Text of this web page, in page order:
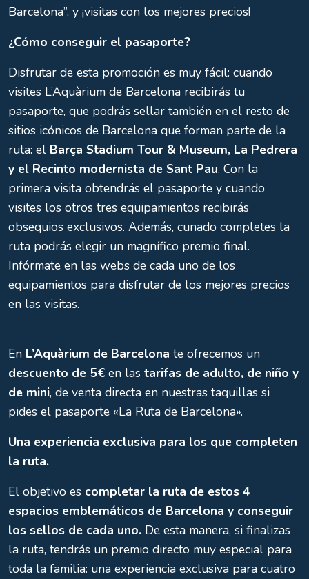
Barcelona”, y ¡visitas con los mejores precios!
¿Cómo conseguir el pasaporte?
Disfrutar de esta promoción es muy fácil: cuando
visites L’Aquàrium de Barcelona recibirás tu
pasaporte, que podrás sellar también en el resto de
sitios icónicos de Barcelona que forman parte de la
ruta: el Barça Stadium Tour & Museum, La Pedrera
y el Recinto modernista de Sant Pau. Con la
primera visita obtendrás el pasaporte y cuando
visites los otros tres equipamientos recibirás
obsequios exclusivos. Además, cunado completes la
ruta podrás elegir un magnífico premio final.
Infórmate en las webs de cada uno de los
equipamientos para disfrutar de los mejores precios
en las visitas.
En L’Aquàrium de Barcelona te ofrecemos un
descuento de 5€en las tarifas de adulto, de niño y
de mini, de venta directa en nuestras taquillas si
pides el pasaporte «La Ruta de Barcelona».
Una experiencia exclusiva para los que completen
la ruta.
El objetivo es completar la ruta de estos 4
espacios emblemáticos de Barcelona y conseguir
los sellos de cada uno. De esta manera, si finalizas
la ruta, tendrás un premio directo muy especial para
toda la familia: una experiencia exclusiva para cuatro